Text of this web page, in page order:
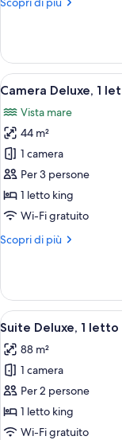
letto
angolo
Executive,
letto
ad
angolo
Apri
tutte
le
foto
per
Camera
Deluxe,
1
king
9
Camera Deluxe, 1
Vista mare
44 m²
1 camera
Per 3 persone
1 letto king
Wi-Fi gratuito
Scopri di più
Altri
Deluxe,
letto
(View)
Apri
tutte
le
foto
per
Suite
Deluxe,
4
Suite Deluxe, 1
88 m²
1 camera
Per 2 persone
1 letto king
Wi-Fi gratuito